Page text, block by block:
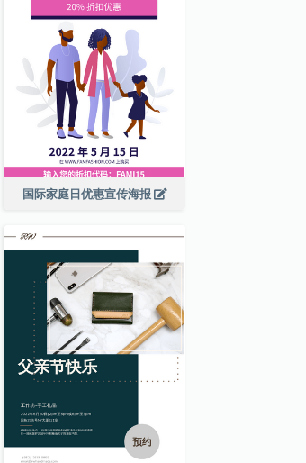
国际家庭日优惠宣传海报